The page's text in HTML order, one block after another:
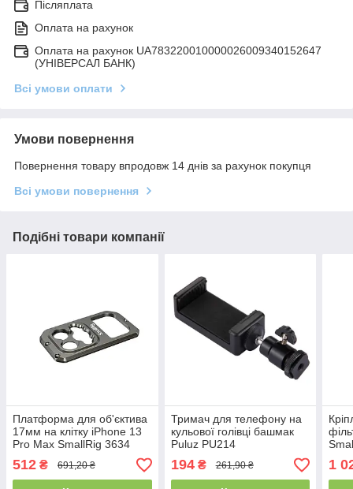
Післяплата
Оплата на рахунок
Оплата на рахунок UA783220010000026009340152647
(УНІВЕРСАЛ БАНК)
Всі умови оплати
Умови повернення
Повернення товару впродовж 14 днів за рахунок покупця
Всі умови повернення
Подібні товари компанії
Платформа для об'єктива
17мм на клітку iPhone 13
Pro Max SmallRig 3634
512 ₴ 691,20 ₴
Тримач для телефону на
кульової голівці башмак
Puluz PU214
194₴ 261,90 ₴ 1